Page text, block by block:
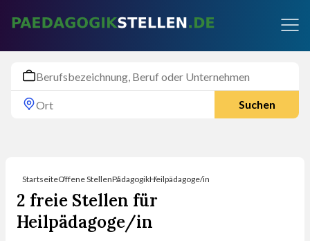
Suchen
StartseiteOffene StellenPädagogikHeilpädagoge/in
2 freie Stellen für
Heilpädagoge/in